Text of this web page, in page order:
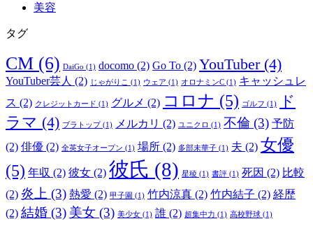
美容
タグ
CM (6) DaiGo (1) docomo (2) Go To (2) YouTuber(4)
YouTuber芸人 (2) じゃがりこ (1) ウェア (1) オロナミンC (1) キャッシュレ
ス (2) クレジットカード (1) グルメ (2) コロナ (5) ゴルフ (1)
ド
ラマ (4) ブラトップ(1) メルカリ (2) ユニクロ (1) 不倫 (3) 予防
(2) 俳優 (2) 全英女子オープン (1) 場所 (2) 多部未華子 (1) 夫 (2) 女優
(5) 年収 (2) 彼女 (2) 彼氏 (8) 星稜 (1) 書評 (1) 死因 (2) 比較
(2) 炎上 (3) 熱愛 (2) 甲子園 (1) 竹内涼真 (2) 竹内結子 (2) 経歴
(2) 結婚 (3) 美女 (3) 美少女 (1) 誰 (2) 超集中力 (1) 高校野球 (1)